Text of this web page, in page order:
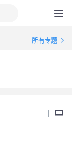
所有专题